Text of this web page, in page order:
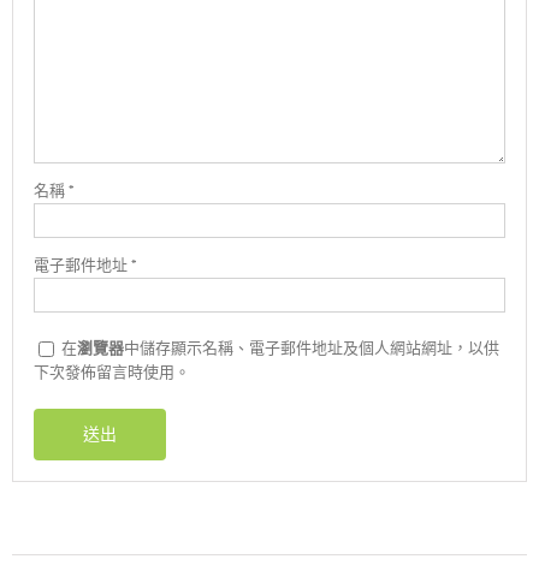
名稱*
電子郵件地址*
在瀏覽器中儲存顯示名稱、電子郵件地址及個人網站網址，以供
下次發佈留言時使用。